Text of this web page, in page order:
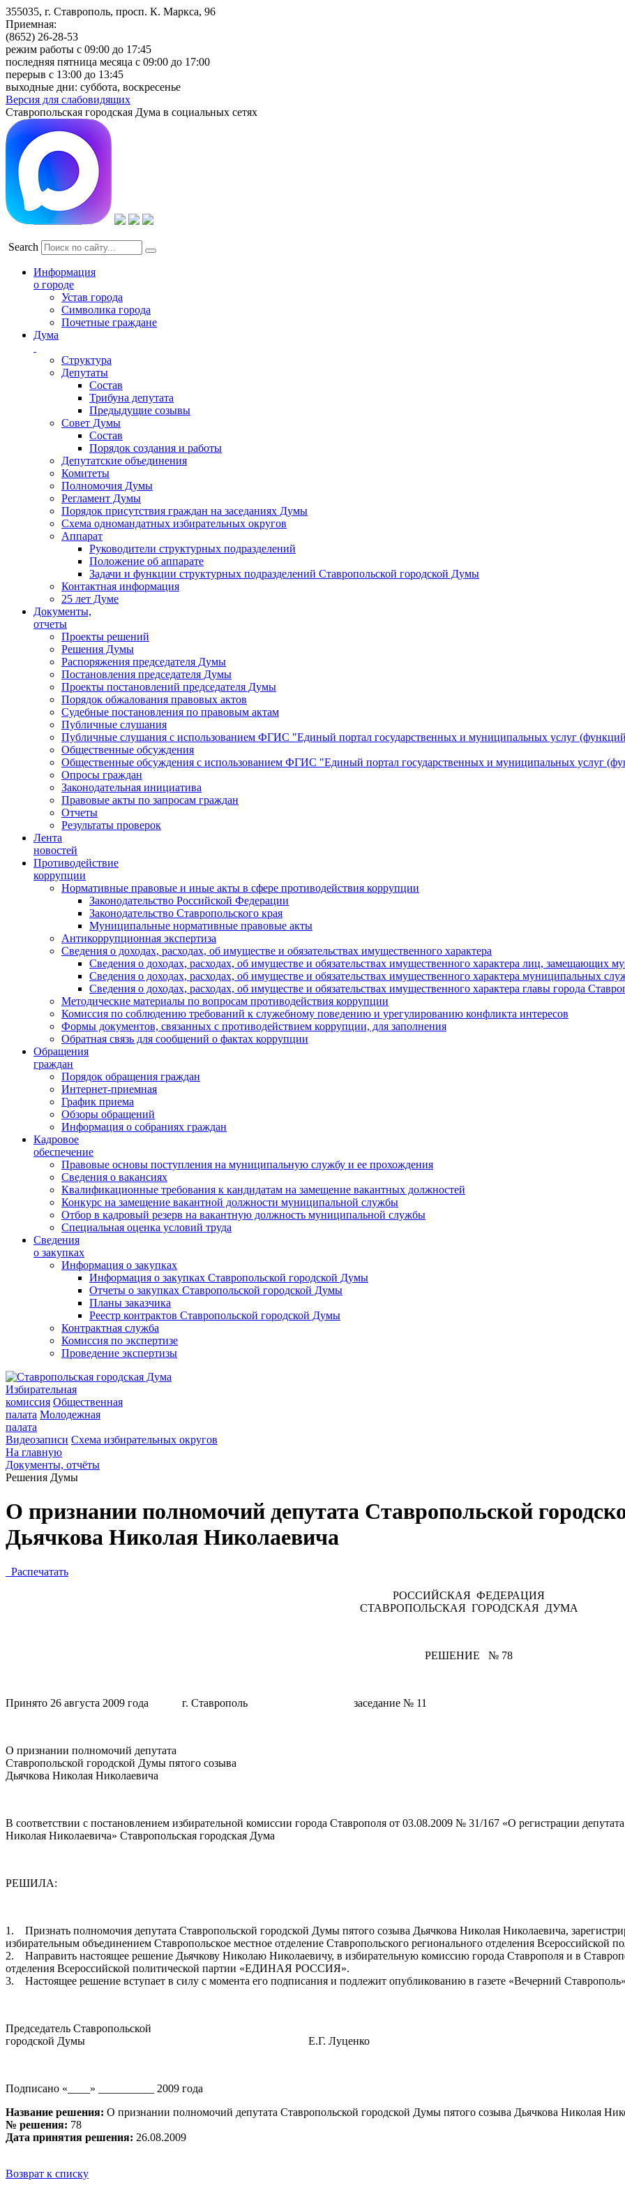
355035, г. Ставрополь, просп. К. Маркса, 96
Приемная:
(8652) 26-28-53
режим работы с 09:00 до 17:45
последняя пятница месяца с 09:00 до 17:00
перерыв с 13:00 до 13:45
выходные дни: суббота, воскресенье
Версия для слабовидящих
Ставропольская городская Дума в социальных сетях
Search
Информация
о городе
Устав города
Символика города
Почетные граждане
Дума
Структура
Депутаты
Состав
Трибуна депутата
Предыдущие созывы
Совет Думы
Состав
Порядок создания и работы
Депутатские объединения
Комитеты
Полномочия Думы
Регламент Думы
Порядок присутствия граждан на заседаниях Думы
Схема одномандатных избирательных округов
Аппарат
Руководители структурных подразделений
Положение об аппарате
Задачи и функции структурных подразделений Ставропольской городской Думы
Контактная информация
25 лет Думе
Документы,
отчеты
Проекты решений
Решения Думы
Распоряжения председателя Думы
Постановления председателя Думы
Проекты постановлений председателя Думы
Порядок обжалования правовых актов
Судебные постановления по правовым актам
Публичные слушания
Публичные слушания с использованием ФГИС "Единый портал государственных и муниципальных услуг
Общественные обсуждения
Общественные обсуждения с использованием ФГИС "Единый портал государственных и муниципальных услуг
Опросы граждан
Законодательная инициатива
Правовые акты по запросам граждан
Отчеты
Результаты проверок
Лента
новостей
Противодействие
коррупции
Нормативные правовые и иные акты в сфере противодействия коррупции
Законодательство Российской Федерации
Законодательство Ставропольского края
Муниципальные нормативные правовые акты
Антикоррупционная экспертиза
Сведения о доходах, расходах, об имуществе и обязательствах имущественного характера
Сведения о доходах, расходах, об имуществе и обязательствах имущественного характера лиц,
Сведения о доходах, расходах, об имуществе и обязательствах имущественного характера муниципальных
Сведения о доходах, расходах, об имуществе и обязательствах имущественного характера главы города
Методические материалы по вопросам противодействия коррупции
Комиссия по соблюдению требований к служебному поведению и урегулированию конфликта интересов
Формы документов, связанных с противодействием коррупции, для заполнения
Обратная связь для сообщений о фактах коррупции
Обращения
граждан
Порядок обращения граждан
Интернет-приемная
График приема
Обзоры обращений
Информация о собраниях граждан
Кадровое
обеспечение
Правовые основы поступления на муниципальную службу и ее прохождения
Сведения о вакансиях
Квалификационные требования к кандидатам на замещение вакантных должностей
Конкурс на замещение вакантной должности муниципальной службы
Отбор в кадровый резерв на вакантную должность муниципальной службы
Специальная оценка условий труда
Сведения
о закупках
Информация о закупках
Информация о закупках Ставропольской городской Думы
Отчеты о закупках Ставропольской городской Думы
Планы заказчика
Реестр контрактов Ставропольской городской Думы
Контрактная служба
Комиссия по экспертизе
Проведение экспертизы
Избирательная
комиссия Общественная
палата Молодежная
палата
Видеозаписи Схема избирательных округов
На главную
Документы, отчёты
Решения Думы
О признании полномочий депутата Ставропольской
Дьячкова Николая Николаевича
Распечатать
РОССИЙСКАЯ ФЕДЕРАЦИЯ
СТАВРОПОЛЬСКАЯ ГОРОДСКАЯ ДУМА
РЕШЕНИЕ № 78
Принято 26 августа 2009 года г. Ставрополь заседание № 11
О признании полномочий депутата
Ставропольской городской Думы пятого созыва
Дьячкова Николая Николаевича
В соответствии с постановлением избирательной комиссии города Ставрополя от 03.08.2009 № 31/167 «О регистрации
Николая Николаевича» Ставропольская городская Дума
РЕШИЛА:
1. Признать полномочия депутата Ставропольской городской Думы пятого созыва Дьячкова Николая Николаевича,
избирательным объединением Ставропольское местное отделение Ставропольского регионального отделения
2. Направить настоящее решение Дьячкову Николаю Николаевичу, в избирательную комиссию города Ставрополя и в
отделения Всероссийской политической партии «ЕДИНАЯ РОССИЯ».
3. Настоящее решение вступает в силу с момента его подписания и подлежит опубликованию в газете «Вечерний
Председатель Ставропольской
городской Думы Е.Г. Луценко
Подписано «____» __________ 2009 года
Название решения: О признании полномочий депутата Ставропольской городской Думы пятого созыва Дьячкова Николая
№ решения: 78
Дата принятия решения: 26.08.2009
Возврат к списку